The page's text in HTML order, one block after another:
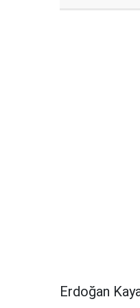
Erdoğan